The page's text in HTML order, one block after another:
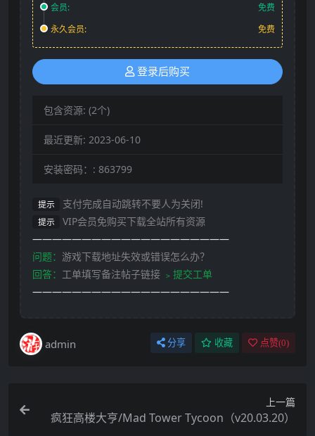
会员:
免费
永久会员:
免费
登录后购买
包含资源: (2个)
最近更新: 2023-06-10
安装密码：: 863799
提示 支付完成自动跳转不要人为关闭!
提示
VIP会员免购买下载全站所有资源
————————————————————
问题： 游戏下载地址失效或错误怎么办？
回答： 工单填写备注帖子链接 ﹥提交工单
————————————————————
admin 分享 收藏 点赞(0)
上一篇
疯狂高楼大亨/Mad Tower Tycoon（v20.03.20）